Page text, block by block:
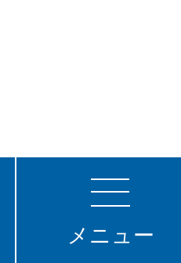
メニュー